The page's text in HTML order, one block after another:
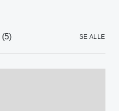
(5) SE ALLE